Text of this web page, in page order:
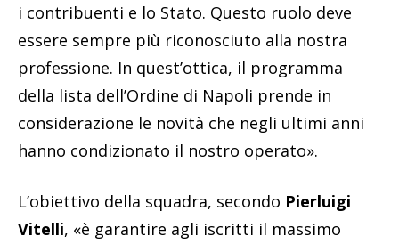
i contribuenti e lo Stato. Questo ruolo deve
essere sempre più riconosciuto alla nostra
professione. In quest’ottica, il programma
della lista dell’Ordine di Napoli prende in
considerazione le novità che negli ultimi anni
hanno condizionato il nostro operato».
L’obiettivo della squadra, secondo Pierluigi
Vitelli, «è garantire agli iscritti il massimo